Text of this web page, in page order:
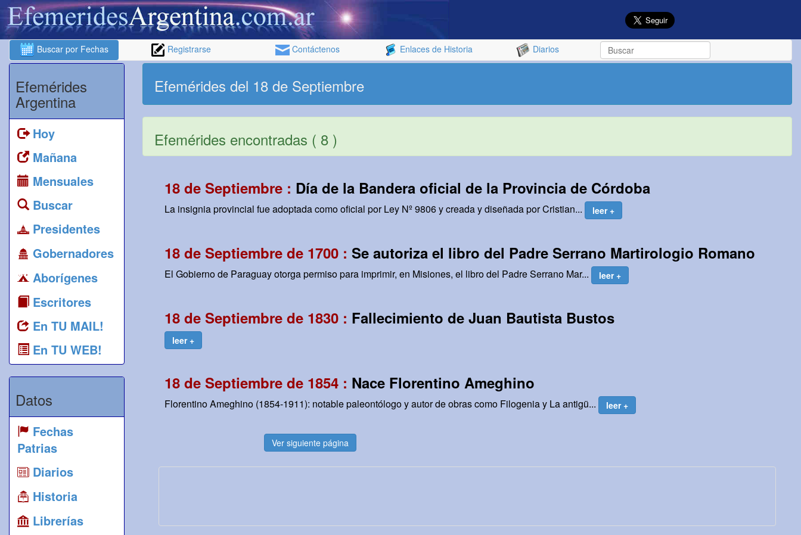
Buscar por Fechas Registrarse Contáctenos Enlaces de Historia Diarios
Efemérides
Argentina
Hoy
Mañana
Mensuales
Buscar
Presidentes
Gobernadores
Aborígenes
Escritores
En TU MAIL!
En TU WEB!
Datos
Fechas
Patrias
Diarios
Historia
Librerías
Efemérides del 18 de Septiembre
Efemérides encontradas ( 8 )
18 de Septiembre : Día de la Bandera oficial de la Provincia de Córdoba
La insignia provincial fue adoptada como oficial por Ley Nº 9806 y creada y diseñada por Cristian... leer +
18 de Septiembre de 1700 : Se autoriza el libro del Padre Serrano Martirologio Romano
El Gobierno de Paraguay otorga permiso para imprimir, en Misiones, el libro del Padre Serrano Mar... leer +
18 de Septiembre de 1830 : Fallecimiento de Juan Bautista Bustos
leer +
18 de Septiembre de 1854 : Nace Florentino Ameghino
Florentino Ameghino (1854-1911): notable paleontólogo y autor de obras como Filogenia y La antigü... leer +
Ver siguiente página